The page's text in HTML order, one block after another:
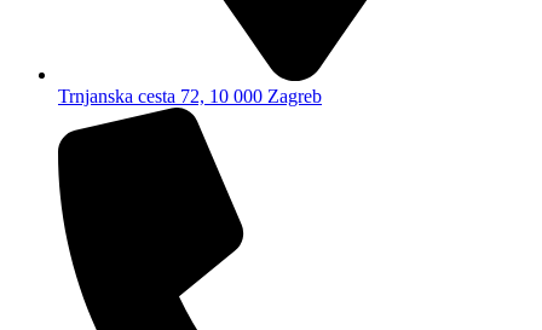
Trnjanska cesta 72, 10 000 Zagreb